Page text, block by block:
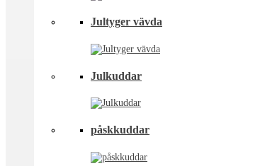
Jultyger vävda
Julkuddar
påskkuddar